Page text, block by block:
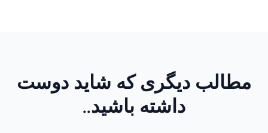
مطالب دیگری که شاید دوست
داشته باشید..